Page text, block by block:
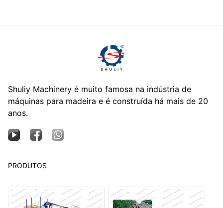
Shuliy Machinery é muito famosa na indústria de
máquinas para madeira e é construída há mais de 20
anos.
PRODUTOS